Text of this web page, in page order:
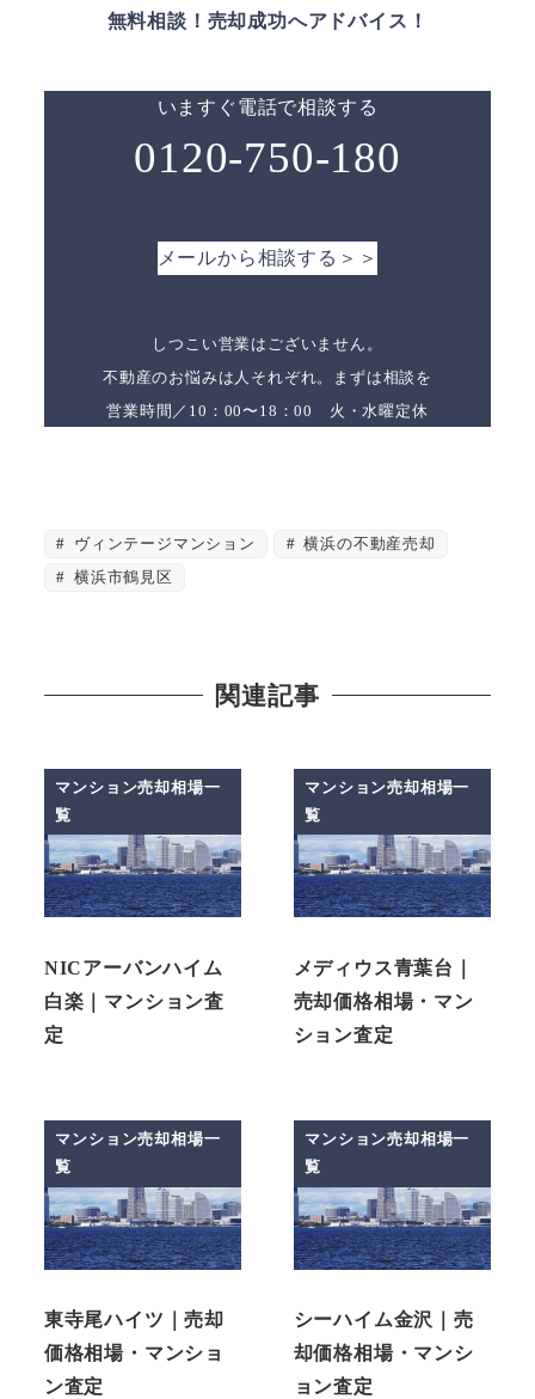
無料相談！売却成功へアドバイス！
いますぐ電話で相談する
0120-750-180
メールから相談する＞＞
しつこい営業はございません。
不動産のお悩みは人それぞれ。まずは相談を
営業時間／10：00〜18：00 火・水曜定休
ヴィンテージマンション
横浜の不動産売却
横浜市鶴見区
関連記事
マンション売却相場一
覧
NICアーバンハイム
白楽｜マンション査
定
マンション売却相場一
覧
メディウス青葉台｜
売却価格相場・マン
ション査定
マンション売却相場一
覧
東寺尾ハイツ｜売却
価格相場・マンショ
ン査定
マンション売却相場一
覧
シーハイム金沢｜売
却価格相場・マンシ
ョン査定